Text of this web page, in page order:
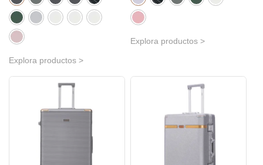
Explora productos >
Explora productos >